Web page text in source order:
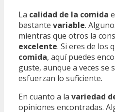
La calidad de la comida
bastante variable.
mientras que otros la
excelente. Si eres de los
comida, aquí puedes
guste, aunque a veces se
esfuerzan lo suficiente.
En cuanto a la variedad
opiniones encontradas.